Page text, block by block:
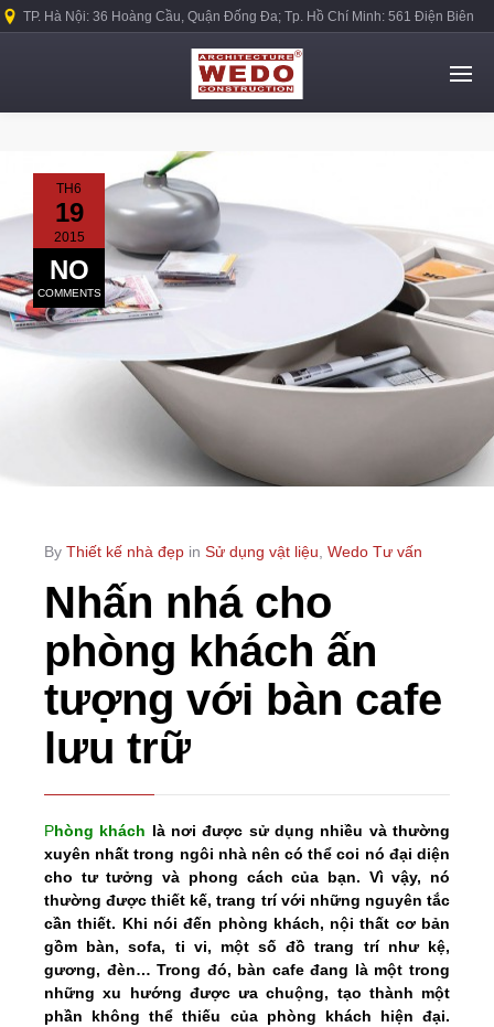
TP. Hà Nội: 36 Hoàng Cầu, Quận Đống Đa; Tp. Hồ Chí Minh: 561 Điện Biên
TH6
19
2015
NO
COMMENTS
By Thiết kế nhà đẹp in Sử dụng vật liệu, Wedo Tư vấn
Nhấn nhá cho
phòng khách ấn
tượng với bàn cafe
lưu trữ
Phòng khách là nơi được sử dụng nhiều và thường
xuyên nhất trong ngôi nhà nên có thể coi nó đại diện
cho tư tưởng và phong cách của bạn. Vì vậy, nó
thường được thiết kế, trang trí với những nguyên tắc
cần thiết. Khi nói đến phòng khách, nội thất cơ bản
gồm bàn, sofa, ti vi, một số đồ trang trí như kệ,
gương, đèn… Trong đó, bàn cafe đang là một trong
những xu hướng được ưa chuộng, tạo thành một
phần không thể thiếu của phòng khách hiện đại.